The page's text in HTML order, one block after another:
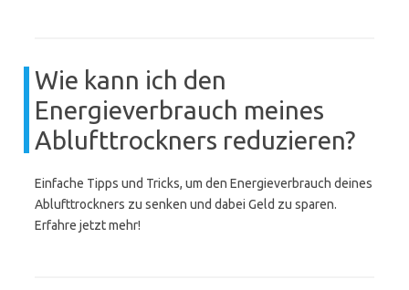
Wie kann ich den
Energieverbrauch meines
Ablufttrockners reduzieren?
Einfache Tipps und Tricks, um den Energieverbrauch deines
Ablufttrockners zu senken und dabei Geld zu sparen.
Erfahre jetzt mehr!